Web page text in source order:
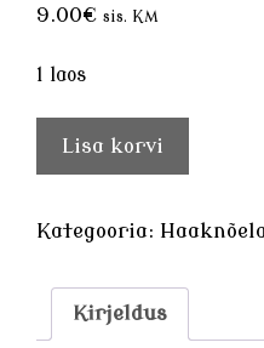
9.00€ sis. KM
1 laos
Haaknõel
SETO
kogus
Lisa korvi
Kategooria:
Kirjeldus